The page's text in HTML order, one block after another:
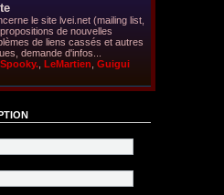
le site lvei.net (mailing list,
de nouvelles
de liens cassés et autres
demande d'infos...
Spooky. LeMartien Guigui